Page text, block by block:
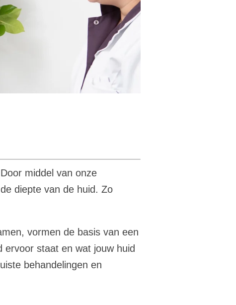
Door middel van onze
diepte van de huid. Zo
vormen de basis van een
ervoor staat en wat jouw huid
behandelingen en